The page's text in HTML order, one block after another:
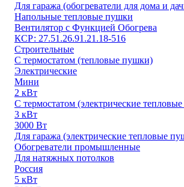
Для гаража (обогреватели для дома и
Напольные тепловые пушки
Вентилятор с Функцией Обогрева
КСР: 27.51.26.91.21.18-516
Строительные
С термостатом (тепловые пушки)
Электрические
Мини
2 кВт
С термостатом (электрические
3 кВт
3000 Вт
Для гаража (электрические тепловые
Обогреватели промышленные
Для натяжных потолков
Россия
5 кВт